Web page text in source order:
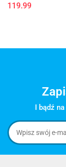
119.99
I bądź